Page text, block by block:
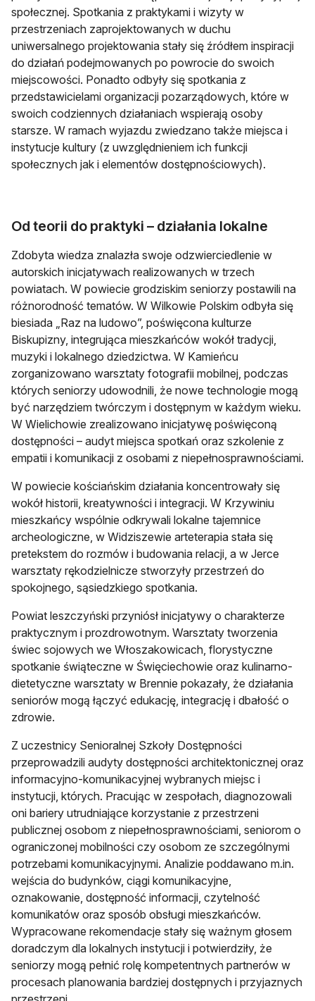
społecznej. Spotkania z praktykami i wizyty w
przestrzeniach zaprojektowanych w duchu
uniwersalnego projektowania stały się źródłem inspiracji
do działań podejmowanych po powrocie do swoich
miejscowości. Ponadto odbyły się spotkania z
przedstawicielami organizacji pozarządowych, które w
swoich codziennych działaniach wspierają osoby
starsze. W ramach wyjazdu zwiedzano także miejsca i
instytucje kultury (z uwzględnieniem ich funkcji
społecznych jak i elementów dostępnościowych).
Od teorii do praktyki – działania lokalne
Zdobyta wiedza znalazła swoje odzwierciedlenie w
autorskich inicjatywach realizowanych w trzech
powiatach. W powiecie grodziskim seniorzy postawili na
różnorodność tematów. W Wilkowie Polskim odbyła się
biesiada „Raz na ludowo”, poświęcona kulturze
Biskupizny, integrująca mieszkańców wokół tradycji,
muzyki i lokalnego dziedzictwa. W Kamieńcu
zorganizowano warsztaty fotografii mobilnej, podczas
których seniorzy udowodnili, że nowe technologie mogą
być narzędziem twórczym i dostępnym w każdym wieku.
W Wielichowie zrealizowano inicjatywę poświęconą
dostępności – audyt miejsca spotkań oraz szkolenie z
empatii i komunikacji z osobami z niepełnosprawnościami.
W powiecie kościańskim działania koncentrowały się
wokół historii, kreatywności i integracji. W Krzywiniu
mieszkańcy wspólnie odkrywali lokalne tajemnice
archeologiczne, w Widziszewie arteterapia stała się
pretekstem do rozmów i budowania relacji, a w Jerce
warsztaty rękodzielnicze stworzyły przestrzeń do
spokojnego, sąsiedzkiego spotkania.
Powiat leszczyński przyniósł inicjatywy o charakterze
praktycznym i prozdrowotnym. Warsztaty tworzenia
świec sojowych we Włoszakowicach, florystyczne
spotkanie świąteczne w Święciechowie oraz kulinarno-
dietetyczne warsztaty w Brennie pokazały, że działania
seniorów mogą łączyć edukację, integrację i dbałość o
zdrowie.
Z uczestnicy Senioralnej Szkoły Dostępności
przeprowadzili audyty dostępności architektonicznej oraz
informacyjno-komunikacyjnej wybranych miejsc i
instytucji, których. Pracując w zespołach, diagnozowali
oni bariery utrudniające korzystanie z przestrzeni
publicznej osobom z niepełnosprawnościami, seniorom o
ograniczonej mobilności czy osobom ze szczególnymi
potrzebami komunikacyjnymi. Analizie poddawano m.in.
wejścia do budynków, ciągi komunikacyjne,
oznakowanie, dostępność informacji, czytelność
komunikatów oraz sposób obsługi mieszkańców.
Wypracowane rekomendacje stały się ważnym głosem
doradczym dla lokalnych instytucji i potwierdziły, że
seniorzy mogą pełnić rolę kompetentnych partnerów w
procesach planowania bardziej dostępnych i przyjaznych